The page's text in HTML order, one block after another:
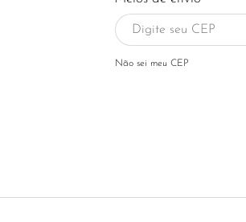
Não sei meu CEP